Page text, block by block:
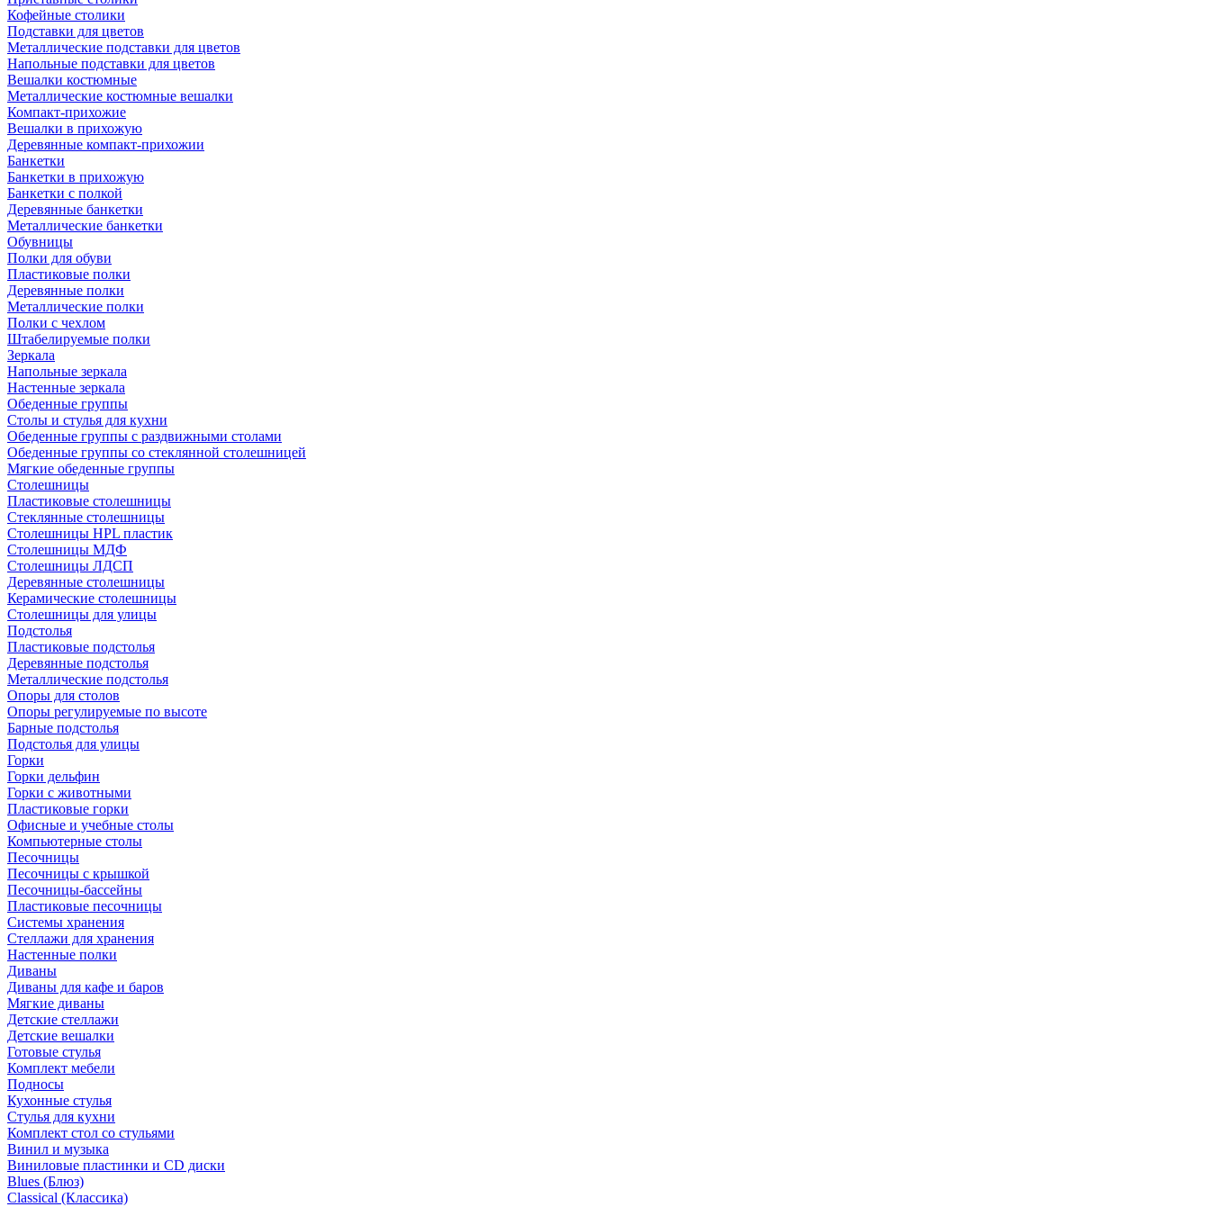
Кофейные столики
Подставки для цветов
Металлические подставки для цветов
Напольные подставки для цветов
Вешалки костюмные
Металлические костюмные вешалки
Компакт-прихожие
Вешалки в прихожую
Деревянные компакт-прихожии
Банкетки
Банкетки в прихожую
Банкетки с полкой
Деревянные банкетки
Металлические банкетки
Обувницы
Полки для обуви
Пластиковые полки
Деревянные полки
Металлические полки
Полки с чехлом
Штабелируемые полки
Зеркала
Напольные зеркала
Настенные зеркала
Обеденные группы
Столы и стулья для кухни
Обеденные группы с раздвижными столами
Обеденные группы со стеклянной столешницей
Мягкие обеденные группы
Столешницы
Пластиковые столешницы
Стеклянные столешницы
Столешницы HPL пластик
Столешницы МДФ
Столешницы ЛДСП
Деревянные столешницы
Керамические столешницы
Столешницы для улицы
Подстолья
Пластиковые подстолья
Деревянные подстолья
Металлические подстолья
Опоры для столов
Опоры регулируемые по высоте
Барные подстолья
Подстолья для улицы
Горки
Горки дельфин
Горки с животными
Пластиковые горки
Офисные и учебные столы
Компьютерные столы
Песочницы
Песочницы с крышкой
Песочницы-бассейны
Пластиковые песочницы
Системы хранения
Стеллажи для хранения
Настенные полки
Диваны
Диваны для кафе и баров
Мягкие диваны
Детские стеллажи
Детские вешалки
Готовые стулья
Комплект мебели
Подносы
Кухонные стулья
Стулья для кухни
Комплект стол со стульями
Винил и музыка
Виниловые пластинки и CD диски
Blues (Блюз)
Classical (Классика)